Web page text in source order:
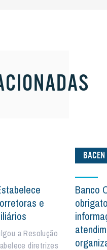
e
a Resolução
diretrizes
BACEN
Banco